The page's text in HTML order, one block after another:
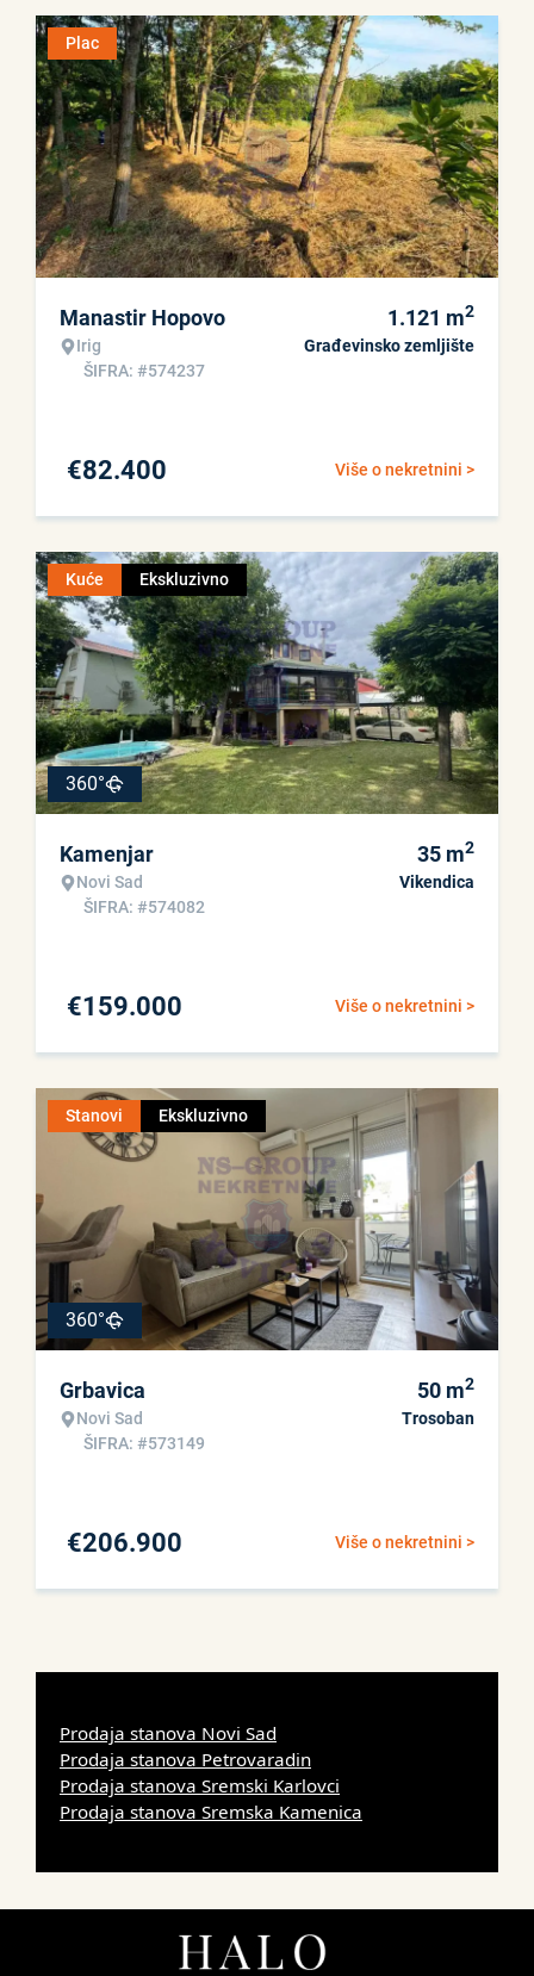
Plac
Manastir Hopovo
Irig
ŠIFRA: #574237
1.121 m2
Građevinsko zemljište
Više o nekretnini >
€82.400
Kuće Ekskluzivno
360°
Kamenjar
Novi Sad
ŠIFRA: #574082
35 m2
Vikendica
Više o nekretnini >
€159.000
Stanovi Ekskluzivno
360°
Grbavica
Novi Sad
ŠIFRA: #573149
50 m2
Trosoban
Više o nekretnini >
€206.900
Prodaja stanova Novi Sad
Prodaja stanova Petrovaradin
Prodaja stanova Sremski Karlovci
Prodaja stanova Sremska Kamenica